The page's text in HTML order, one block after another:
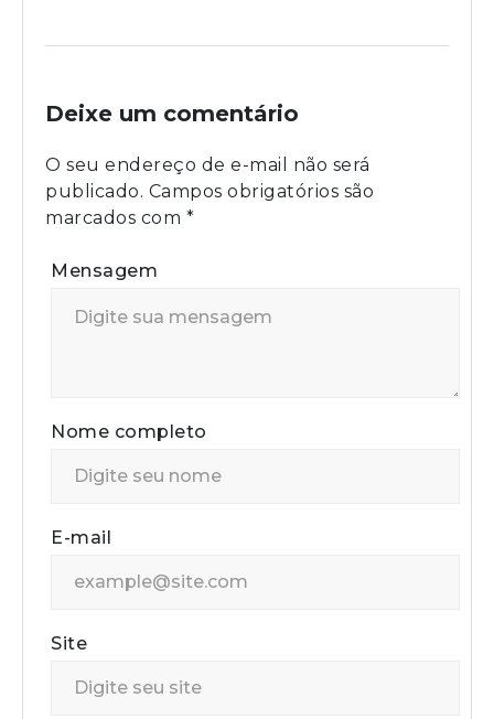
Deixe um comentário
O seu endereço de e-mail não será
publicado. Campos obrigatórios são
marcados com *
Mensagem
Nome completo
E-mail
Site